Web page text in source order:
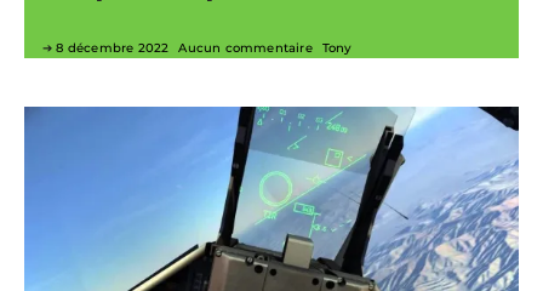
8 décembre 2022 Aucun commentaire Tony